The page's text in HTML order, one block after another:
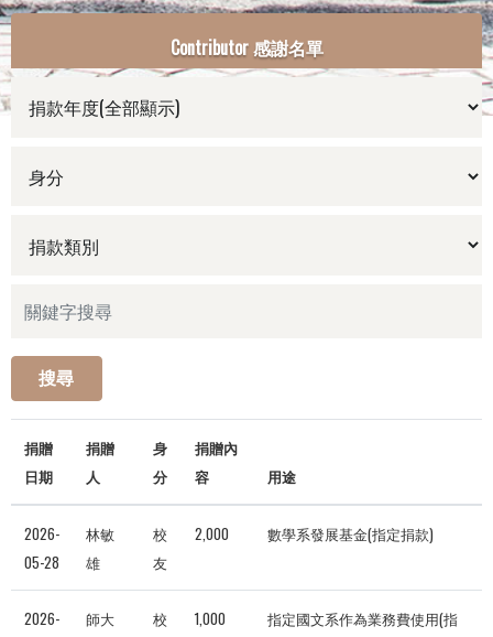
Contributor 感謝名單
搜尋
捐贈
日期
捐贈
人
身
分
捐贈內
容
用途
2026-
05-28
林敏
雄
校
友
2,000 數學系發展基金(指定捐款)
2026-
師大
校
1,000
指定國文系作為業務費使用(指